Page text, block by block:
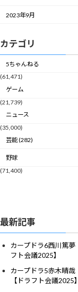
2023年9月
カテゴリ
5ちゃんねる
(61,471)
ゲーム
(21,739)
ニュース
(35,000)
芸能 (282)
野球
(71,400)
最新記事
カープドラ6西川篤
フト会議2025】
カープドラ5赤木晴
【ドラフト会議2025】